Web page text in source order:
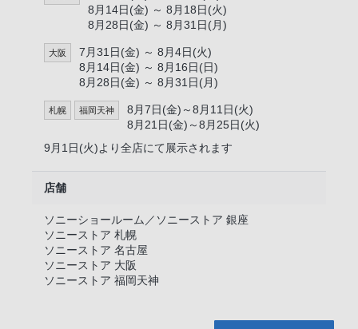
8月14日(金) ～ 8月18日(火)
8月28日(金) ～ 8月31日(月)
大阪
7月31日(金) ～ 8月4日(火)
8月14日(金) ～ 8月16日(日)
8月28日(金) ～ 8月31日(月)
札幌 福岡天神
8月7日(金)～8月11日(火)
8月21日(金)～8月25日(火)
9月1日(火)より全店にて展示されます
店舗
ソニーショールーム／ソニーストア 銀座
ソニーストア 札幌
ソニーストア 名古屋
ソニーストア 大阪
ソニーストア 福岡天神